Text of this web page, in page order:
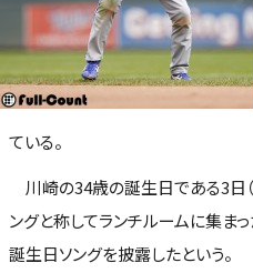
ている。
川崎の34歳の誕生日である3日
ングと称してランチルームに集ま
誕生日ソングを披露したという。